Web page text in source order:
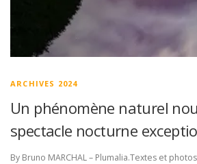
ARCHIVES 2024
Un phénomène naturel
spectacle nocturne
By Bruno MARCHAL – Plumalia.Textes et